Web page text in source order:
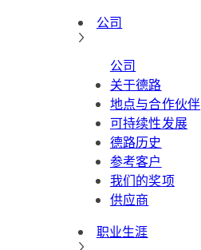
公司
公司
关于德路
地点与合作伙伴
可持续性发展
德路历史
参考客户
我们的奖项
供应商
职业生涯